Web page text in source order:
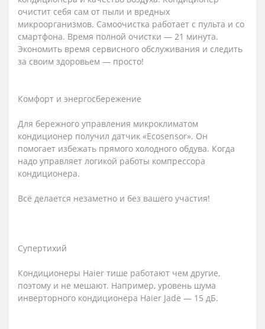
очистит себя сам от пыли и вредных
микроорганизмов. Самоочистка работает с пульта и со
смартфона. Время полной очистки — 21 минута.
Экономить время сервисного обслуживания и следить
за своим здоровьем — просто!
Комфорт и энергосбережение
Для бережного управления микроклиматом
кондиционер получил датчик «Ecosensor». Он
помогает избежать прямого холодного обдува. Когда
надо управляет логикой работы компрессора
кондиционера.
Всё делается незаметно и без вашего участия!
Супертихий
Кондиционеры Haier тише работают чем другие,
поэтому и не мешают. Например, уровень шума
инверторного кондиционера Haier Jade — 15 дБ.